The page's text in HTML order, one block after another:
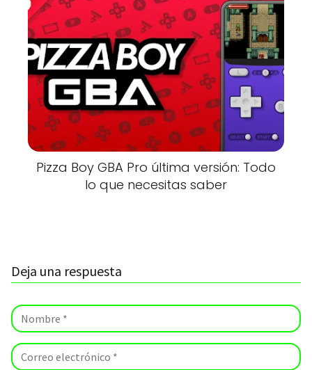
Pizza Boy GBA Pro última versión: Todo
lo que necesitas saber
Deja una respuesta